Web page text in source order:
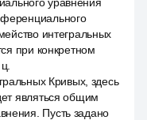
интегральных
при конкретном
Кривых, здесь
являться общим
Пусть задано